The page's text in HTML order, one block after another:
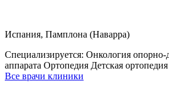
Испания, Памплона (Наварра)
Специализируется: Онкология опорно-
аппарата Ортопедия Детская
Все врачи клиники